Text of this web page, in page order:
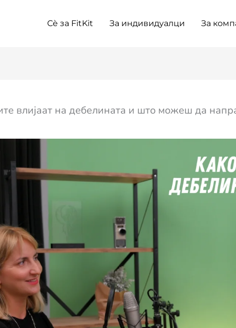
Сѐ за FitKit За индивидуалци За
влијаат на дебелината и што можеш да